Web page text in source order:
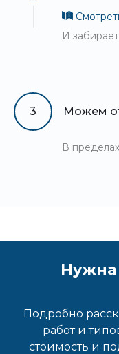
И
3 Можем
В
Нужна
Подробно
работ и
стоимость и